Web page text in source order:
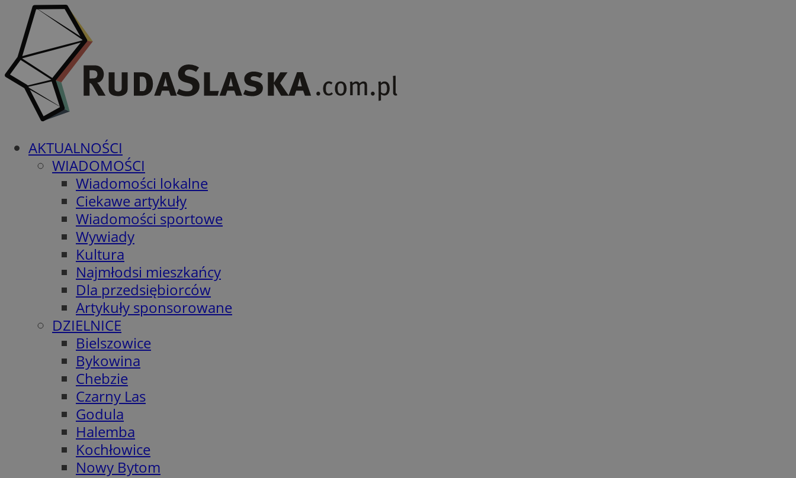
AKTUALNOŚCI
WIADOMOŚCI
Wiadomości lokalne
Ciekawe artykuły
Wiadomości sportowe
Wywiady
Kultura
Najmłodsi mieszkańcy
Dla przedsiębiorców
Artykuły sponsorowane
DZIELNICE
Bielszowice
Bykowina
Chebzie
Czarny Las
Godula
Halemba
Kochłowice
Nowy Bytom